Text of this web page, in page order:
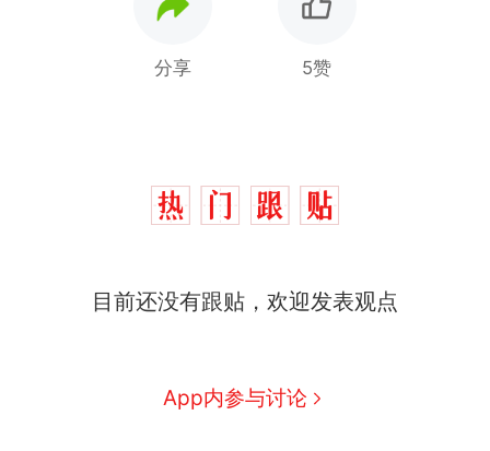
分享 5赞
目前还没有跟贴，欢迎发表观点
App内参与讨论